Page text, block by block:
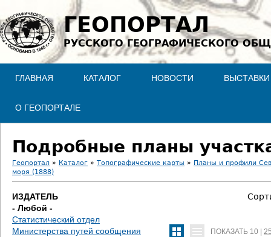
Jump to navigation
ГЕОПОРТАЛ
РУССКОГО ГЕОГРАФИЧЕСКОГО
ГЛАВНАЯ КАТАЛОГ НОВОСТИ ВЫСТАВКИ
О ГЕОПОРТАЛЕ
Подробные планы
В
ы
з
Геопортал » Каталог » Топографические карты » Планы и профили
моря (1888)
ИЗДАТЕЛЬ
- Любой -
Статистический отдел
Министерства путей сообщения
ПОКАЗАТЬ 10